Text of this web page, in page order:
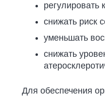
регулировать
снижать риск
уменьшать
снижать
Для обеспечения